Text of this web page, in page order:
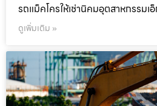
รถแม็คโครให้เช่านิคมอุตสาหกรรมเ
ดูเพิ่มเติม »